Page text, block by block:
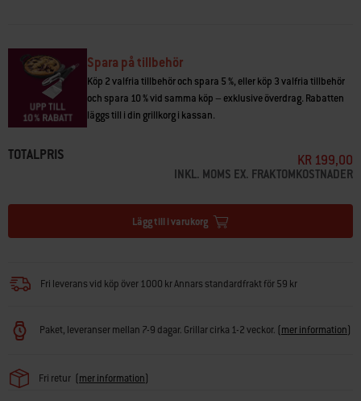
Spara på tillbehör
Köp 2 valfria tillbehör och spara 5 %, eller köp 3 valfria tillbehör
och spara 10 % vid samma köp – exklusive överdrag. Rabatten
läggs till i din grillkorg i kassan.
TOTALPRIS KR 199,00
INKL. MOMS EX. FRAKTOMKOSTNADER
Lägg till i varukorg
Fri leverans vid köp över 1000 kr Annars standardfrakt för 59 kr
Paket, leveranser mellan 7-9 dagar. Grillar cirka 1-2 veckor. (mer information)
Fri retur (mer information)